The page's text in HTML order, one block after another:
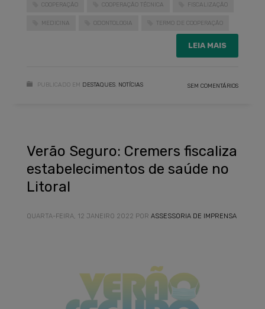
COOPERAÇÃO COOPERAÇÃO TÉCNICA FISCALIZAÇÃO
MEDICINA ODONTOLOGIA TERMO DE COOPERAÇÃO
LEIA MAIS
PUBLICADO EM DESTAQUES NOTÍCIAS SEM COMENTÁRIOS
Verão Seguro: Cremers fiscaliza
estabelecimentos de saúde no
Litoral
QUARTA-FEIRA, 12 JANEIRO 2022 POR ASSESSORIA DE IMPRENSA